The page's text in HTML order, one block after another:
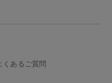
くあるご質問